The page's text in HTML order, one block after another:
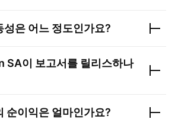
성은 어느 정도인가요?
SA이 보고서를 릴리스하나
순이익은 얼마인가요?